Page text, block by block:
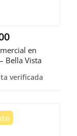
en
Bella Vista
verificada